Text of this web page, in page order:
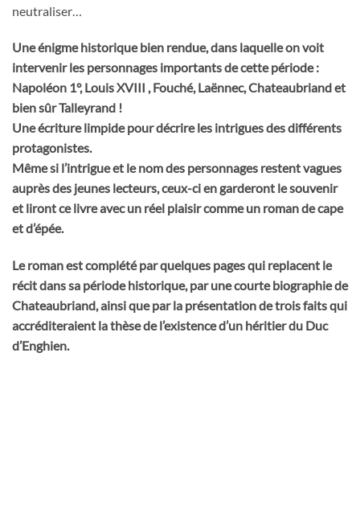
neutraliser…
Une énigme historique bien rendue, dans laquelle on voit
intervenir les personnages importants de cette période :
Napoléon 1°, Louis XVIII , Fouché, Laënnec, Chateaubriand et
bien sûr Talleyrand !
Une écriture limpide pour décrire les intrigues des différents
protagonistes.
Même si l’intrigue et le nom des personnages restent vagues
auprès des jeunes lecteurs, ceux-ci en garderont le souvenir
et liront ce livre avec un réel plaisir comme un roman de cape
et d’épée.
Le roman est complété par quelques pages qui replacent le
récit dans sa période historique, par une courte biographie de
Chateaubriand, ainsi que par la présentation de trois faits qui
accréditeraient la thèse de l’existence d’un héritier du Duc
d’Enghien.